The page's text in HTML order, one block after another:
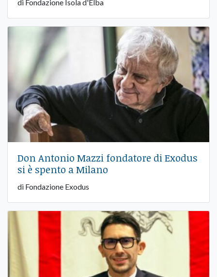
di Fondazione Isola d'Elba
Don Antonio Mazzi fondatore di Exodus
si è spento a Milano
di Fondazione Exodus